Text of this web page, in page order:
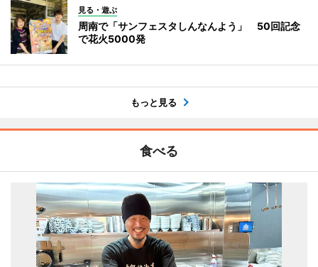
見る・遊ぶ
周南で「サンフェスタしんなんよう」 50回記念
で花火5000発
もっと見る
食べる